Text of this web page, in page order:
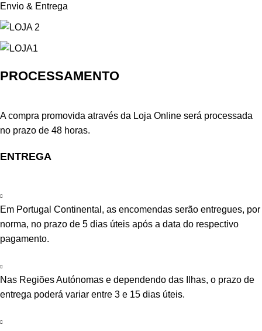
Envio & Entrega
PROCESSAMENTO
A compra promovida através da Loja Online será processada
no prazo de 48 horas.
ENTREGA
Em Portugal Continental, as encomendas serão entregues, por
norma, no prazo de 5 dias úteis após a data do respectivo
pagamento.
Nas Regiões Autónomas e dependendo das Ilhas, o prazo de
entrega poderá variar entre 3 e 15 dias úteis.